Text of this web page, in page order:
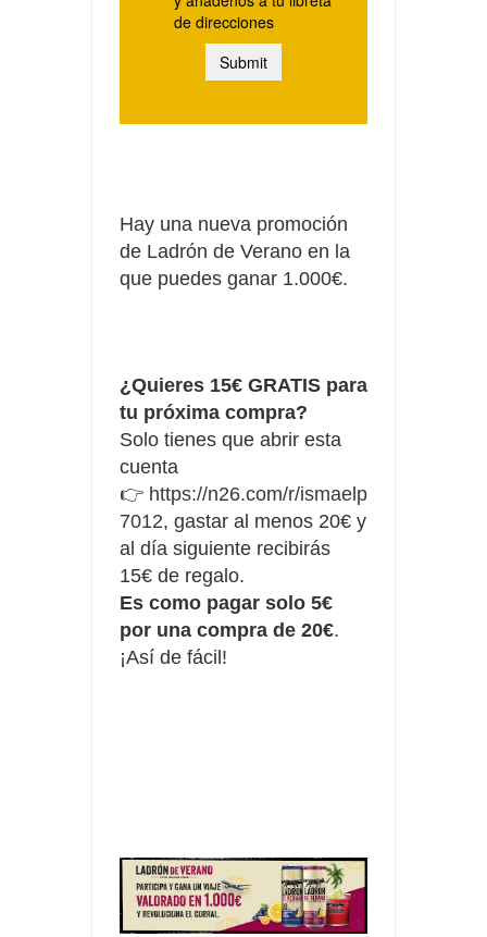
Hay una nueva promoción
de Ladrón de Verano en la
que puedes ganar 1.000€.
¿Quieres 15€ GRATIS para
tu próxima compra?
Solo tienes que abrir esta
cuenta
👉 https://n26.com/r/ismaelp
7012, gastar al menos 20€ y
al día siguiente recibirás
15€ de regalo.
Es como pagar solo 5€
por una compra de 20€.
¡Así de fácil!